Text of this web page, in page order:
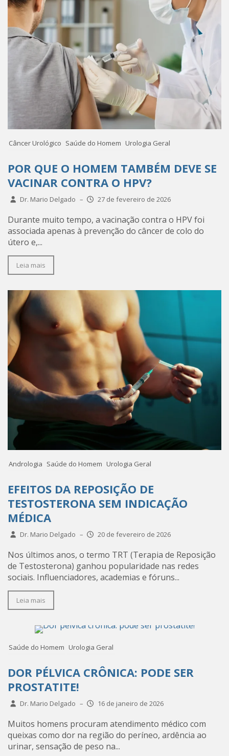
Câncer Urológico Saúde do Homem Urologia Geral
POR QUE O HOMEM TAMBÉM DEVE SE
VACINAR CONTRA O HPV?
Dr. Mario Delgado – 27 de fevereiro de 2026
Durante muito tempo, a vacinação contra o HPV foi
associada apenas à prevenção do câncer de colo do
útero e,...
Leia mais
Andrologia Saúde do Homem Urologia Geral
EFEITOS DA REPOSIÇÃO DE
TESTOSTERONA SEM INDICAÇÃO
MÉDICA
Dr. Mario Delgado – 20 de fevereiro de 2026
Nos últimos anos, o termo TRT (Terapia de Reposição
de Testosterona) ganhou popularidade nas redes
sociais. Influenciadores, academias e fóruns...
Leia mais
Saúde do Homem Urologia Geral
DOR PÉLVICA CRÔNICA: PODE SER
PROSTATITE!
Dr. Mario Delgado – 16 de janeiro de 2026
Muitos homens procuram atendimento médico com
queixas como dor na região do períneo, ardência ao
urinar, sensação de peso na...